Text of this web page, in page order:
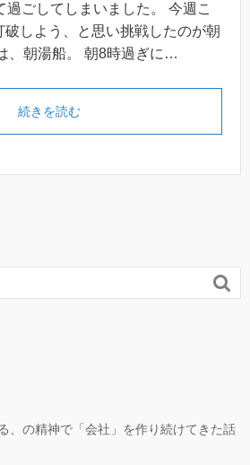
過ごしてしまいました。 今週こ
破しよう、と思い挑戦したのが朝
、朝湯船。 朝8時過ぎに…
続きを読む

、の精神で「会社」を作り続けてきた話